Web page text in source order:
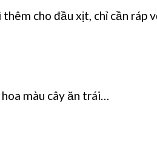
cho đầu xịt, chỉ cần ráp
màu cây ăn trái…